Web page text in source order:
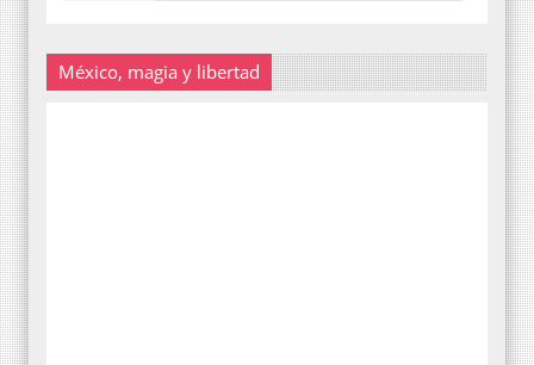
México, magia y libertad